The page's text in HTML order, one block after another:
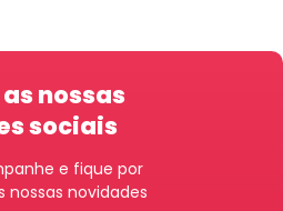
nossas
sociais
e fique por
nossas novidades